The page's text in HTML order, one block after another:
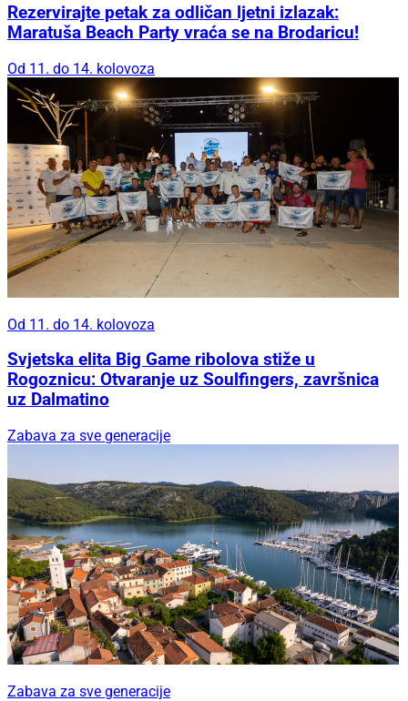
Rezervirajte petak za odličan ljetni izlazak:
Maratuša Beach Party vraća se na Brodaricu!
Od 11. do 14. kolovoza
Od 11. do 14. kolovoza
Svjetska elita Big Game ribolova stiže u
Rogoznicu: Otvaranje uz Soulfingers, završnica
uz Dalmatino
Zabava za sve generacije
Zabava za sve generacije